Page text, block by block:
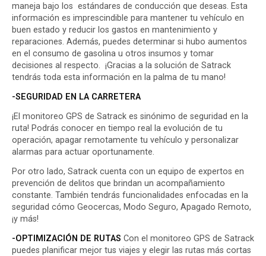
maneja bajo los estándares de conducción que deseas. Esta
información es imprescindible para mantener tu vehículo en
buen estado y reducir los gastos en mantenimiento y
reparaciones. Además, puedes determinar si hubo aumentos
en el consumo de gasolina u otros insumos y tomar
decisiones al respecto. ¡Gracias a la solución de Satrack
tendrás toda esta información en la palma de tu mano!
-SEGURIDAD EN LA CARRETERA
¡El monitoreo GPS de Satrack es sinónimo de seguridad en la
ruta! Podrás conocer en tiempo real la evolución de tu
operación, apagar remotamente tu vehículo y personalizar
alarmas para actuar oportunamente.
Por otro lado, Satrack cuenta con un equipo de expertos en
prevención de delitos que brindan un acompañamiento
constante. También tendrás funcionalidades enfocadas en la
seguridad cómo Geocercas, Modo Seguro, Apagado Remoto,
¡y más!
-OPTIMIZACIÓN DE RUTAS Con el monitoreo GPS de Satrack
puedes planificar mejor tus viajes y elegir las rutas más cortas